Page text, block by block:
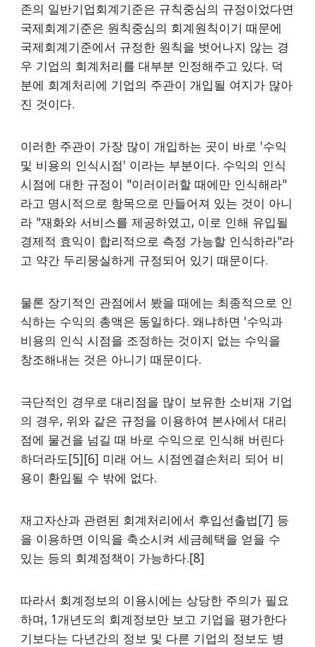
존의 일반기업회계기준은 규칙중심의 규정이었다면
국제회계기준은 원칙중심의 회계원칙이기 때문에
국제회계기준에서 규정한 원칙을 벗어나지 않는 경
우 기업의 회계처리를 대부분 인정해주고 있다. 덕
분에 회계처리에 기업의 주관이 개입될 여지가 많아
진 것이다.
이러한 주관이 가장 많이 개입하는 곳이 바로 '수익
및 비용의 인식시점' 이라는 부분이다. 수익의 인식
시점에 대한 규정이 "이러이러할 때에만 인식해라"
라고 명시적으로 항목으로 만들어져 있는 것이 아니
라 "재화와 서비스를 제공하였고, 이로 인해 유입될
경제적 효익이 합리적으로 측정 가능할 인식하라"라
고 약간 두리뭉실하게 규정되어 있기 때문이다.
물론 장기적인 관점에서 봤을 때에는 최종적으로 인
식하는 수익의 총액은 동일하다. 왜냐하면 '수익과
비용의 인식 시점을 조정하는 것이지 없는 수익을
창조해내는 것은 아니기 때문이다.
극단적인 경우로 대리점을 많이 보유한 소비재 기업
의 경우, 위와 같은 규정을 이용하여 본사에서 대리
점에 물건을 넘길 때 바로 수익으로 인식해 버린다
하더라도[5][6] 미래 어느 시점엔결손처리 되어 비
용이 환입될 수 밖에 없다.
재고자산과 관련된 회계처리에서 후입선출법[7] 등
을 이용하면 이익을 축소시켜 세금혜택을 얻을 수
있는 등의 회계정책이 가능하다.[8]
따라서 회계정보의 이용시에는 상당한 주의가 필요
하며, 1개년도의 회계정보만 보고 기업을 평가한다
기보다는 다년간의 정보 및 다른 기업의 정보도 병